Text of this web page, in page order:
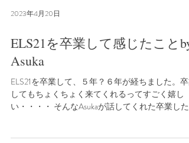
2023年4月20日
ELS21を卒業して感じたことby
Asuka
してもちょくちょく来てくれるってすごく嬉し